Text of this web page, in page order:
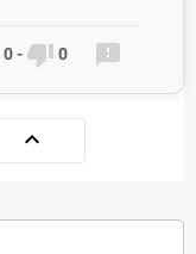
0-  0 
